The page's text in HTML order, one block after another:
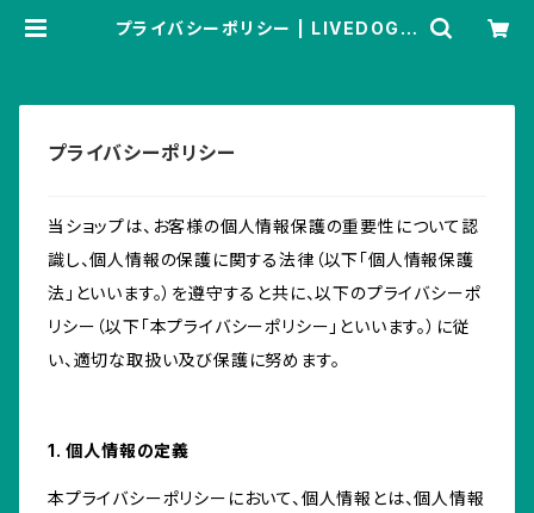
プライバシーポリシー | LIVEDOG S
プライバシーポリシー
当ショップは、お客様の個人情報保護の重要性について認
識し、個人情報の保護に関する法律（以下「個人情報保護
法」といいます。）を遵守すると共に、以下のプライバシーポ
リシー（以下「本プライバシーポリシー」といいます。）に従
い、適切な取扱い及び保護に努めます。
1. 個人情報の定義
本プライバシーポリシーにおいて、個人情報とは、個人情報